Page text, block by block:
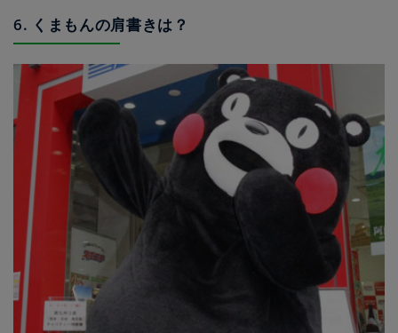
6. くまもんの肩書きは？